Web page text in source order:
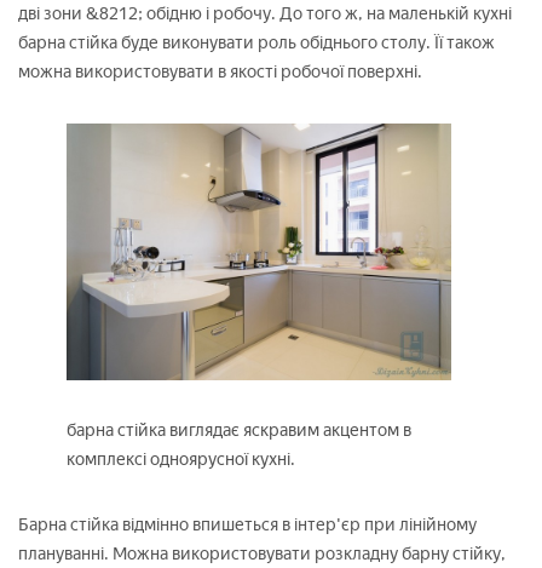
дві зони &8212; обідню і робочу. До того ж, на маленькій кухні
барна стійка буде виконувати роль обіднього столу. Її також
можна використовувати в якості робочої поверхні.
барна стійка виглядає яскравим акцентом в
комплексі одноярусної кухні.
Барна стійка відмінно впишеться в інтер'єр при лінійному
плануванні. Можна використовувати розкладну барну стійку,